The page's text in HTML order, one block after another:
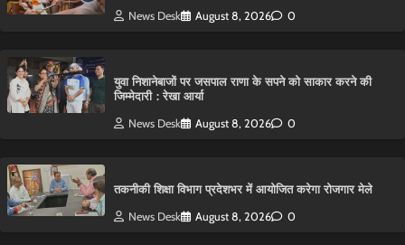
News Desk August 8, 2026 0
युवा निशानेबाजों पर जसपाल राणा के सपने को साकार करने की
जिम्मेदारी : रेखा आर्या
News Desk August 8, 2026 0
तकनीकी शिक्षा विभाग प्रदेशभर में आयोजित करेगा रोजगार मेले
News Desk August 8, 2026 0